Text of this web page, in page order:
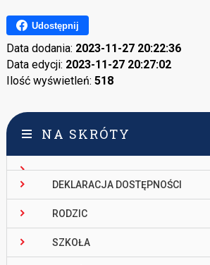
Udostępnij
Data dodania: 2023-11-27 20:22:36
Data edycji: 2023-11-27 20:27:02
Ilość wyświetleń: 518
NA SKRÓTY
DEKLARACJA DOSTĘPNOŚCI
RODZIC
SZKOŁA